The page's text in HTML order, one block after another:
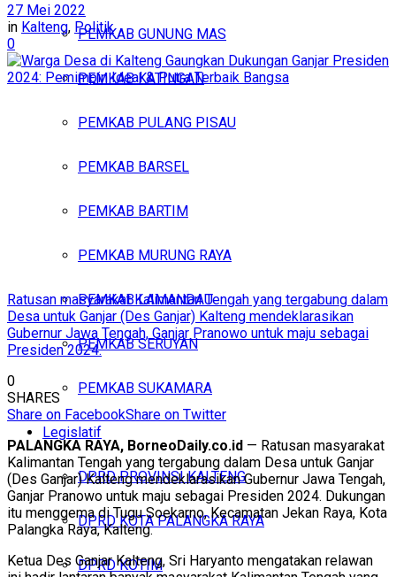
PEMKAB GUNUNG MAS
PEMKAB KATINGAN
PEMKAB PULANG PISAU
PEMKAB BARSEL
PEMKAB BARTIM
PEMKAB MURUNG RAYA
PEMKAB LAMANDAU
PEMKAB SERUYAN
PEMKAB SUKAMARA
Legislatif
DPRD PROVINSI KALTENG
DPRD KOTA PALANGKA RAYA
DPRD KOTIM
27 Mei 2022
in Kalteng, Politik
0
Ratusan masyarakat Kalimantan Tengah yang tergabung dalam
Desa untuk Ganjar (Des Ganjar) Kalteng mendeklarasikan
Gubernur Jawa Tengah, Ganjar Pranowo untuk maju sebagai
Presiden 2024.
0
SHARES
Share on FacebookShare on Twitter
PALANGKA RAYA, BorneoDaily.co.id — Ratusan masyarakat
Kalimantan Tengah yang tergabung dalam Desa untuk Ganjar
(Des Ganjar) Kalteng mendeklarasikan Gubernur Jawa Tengah,
Ganjar Pranowo untuk maju sebagai Presiden 2024. Dukungan
itu menggema di Tugu Soekarno, Kecamatan Jekan Raya, Kota
Palangka Raya, Kalteng.
Ketua Des Ganjar Kalteng, Sri Haryanto mengatakan relawan